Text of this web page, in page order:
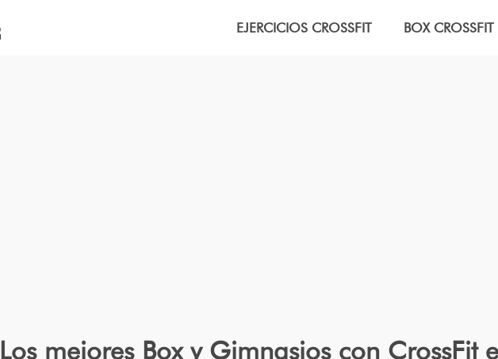
EJERCICIOS CROSSFIT BOX CROSSFIT
Los mejores Box y Gimnasios con CrossFit